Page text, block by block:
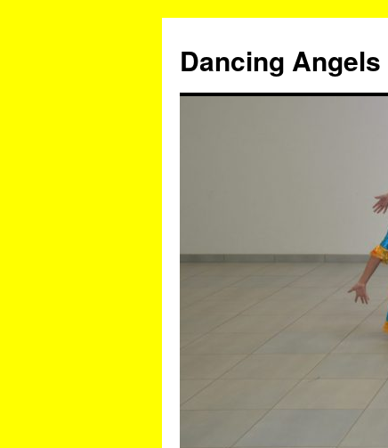
springen
Dancing